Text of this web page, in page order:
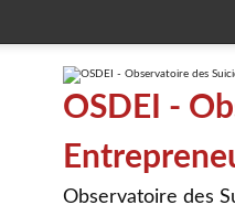
OSDEI -
Observatoire des